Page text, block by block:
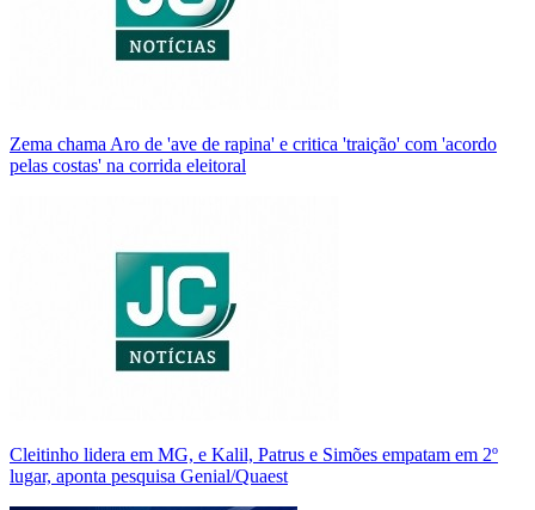
Zema chama Aro de 'ave de rapina' e critica 'traição' com 'acordo
pelas costas' na corrida eleitoral
Cleitinho lidera em MG, e Kalil, Patrus e Simões empatam em 2º
lugar, aponta pesquisa Genial/Quaest